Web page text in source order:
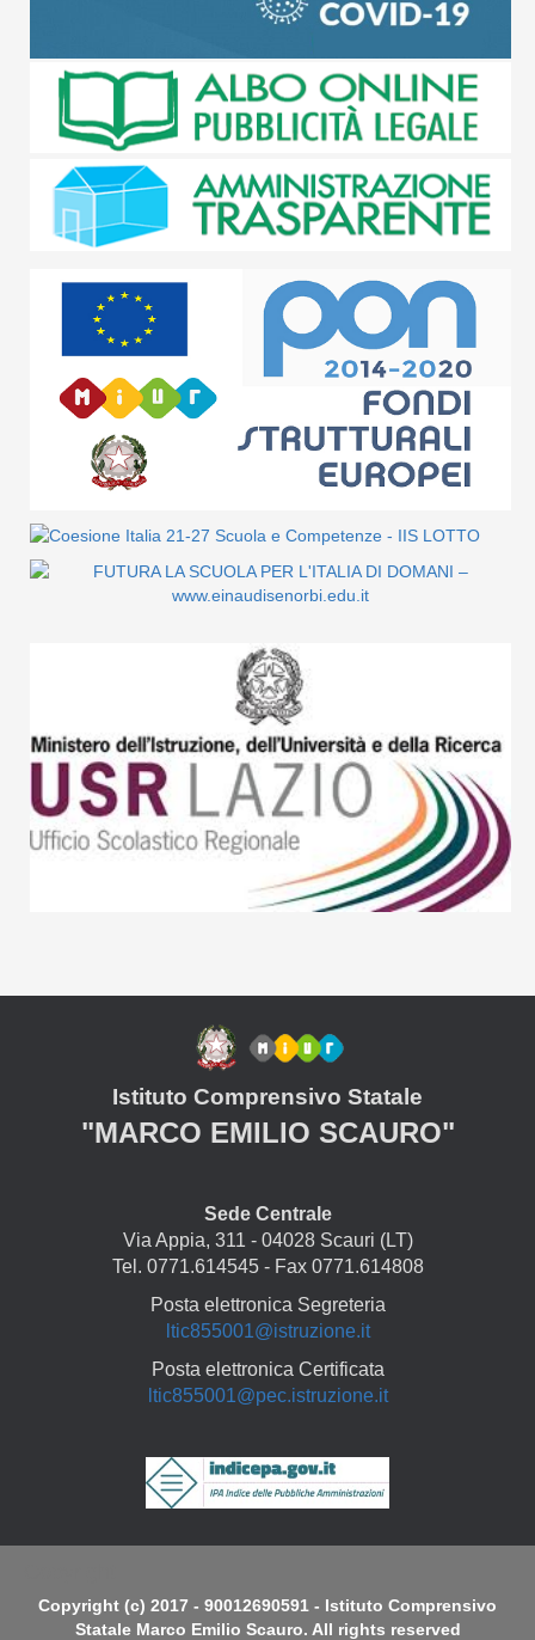
Istituto Comprensivo Statale
"MARCO EMILIO SCAURO"
Sede Centrale
Via Appia, 311 - 04028 Scauri (LT)
Tel. 0771.614545 - Fax 0771.614808
Posta elettronica Segreteria
ltic855001@istruzione.it
Posta elettronica Certificata
ltic855001@pec.istruzione.it
Copyright (c) 2017 - 90012690591 - Istituto Comprensivo
Statale Marco Emilio Scauro. All rights reserved